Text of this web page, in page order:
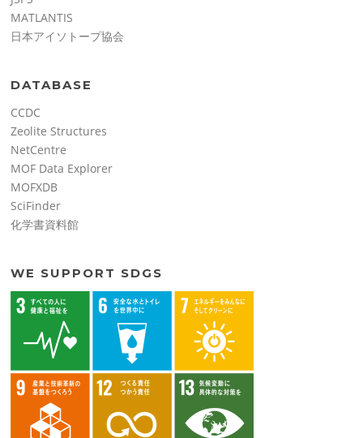
MATLANTIS
日本アイソトープ協会
DATABASE
CCDC
Zeolite Structures
NetCentre
MOF Data Explorer
MOFXDB
SciFinder
化学書資料館
WE SUPPORT SDGS